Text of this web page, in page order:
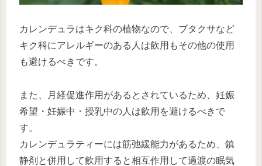
カレンデュラはキク科の植物なので、ブタクサなど
キク科にアレルギーのある人は飲用もその他の使用
も避けるべきです。
また、月経促進作用があるとされているため、妊娠
希望・妊娠中・授乳中の人は飲用を避けるべきで
す。
カレンデュラティーには筋弛緩能力があるため、鎮
静剤と併用して飲用すると相互作用して過渡の眠気